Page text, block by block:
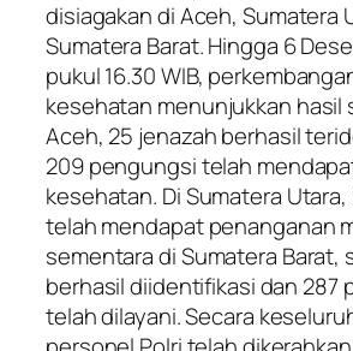
disiagakan di Aceh, Sumatera
Sumatera Barat. Hingga 6
pukul 16.30 WIB,
kesehatan menunjukkan hasil
Aceh, 25 jenazah berhasil
209 pengungsi telah
kesehatan. Di Sumatera
telah mendapat penanganan
sementara di Sumatera Barat,
berhasil diidentifikasi dan 287
telah dilayani. Secara